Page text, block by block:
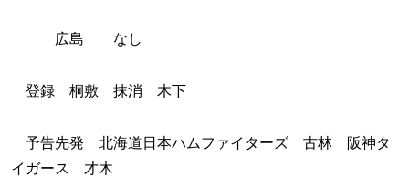
広島 なし
登録 桐敷 抹消 木下
予告先発 北海道日本ハムファイターズ 古林 阪神タ
イガース 才木